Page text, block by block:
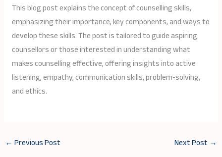
This blog post explains the concept of counselling skills,
emphasizing their importance, key components, and ways to
develop these skills. The post is tailored to guide aspiring
counsellors or those interested in understanding what
makes counselling effective, offering insights into active
listening, empathy, communication skills, problem-solving,
and ethics.
← Previous Post Next Post →